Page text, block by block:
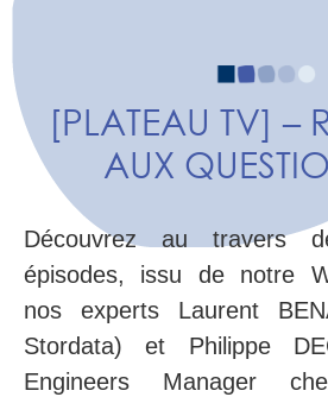
[PLATEAU TV] –
AUX
Découvrez au travers
épisodes, issu de notre
nos experts Laurent
Stordata) et Philippe
Engineers Manager